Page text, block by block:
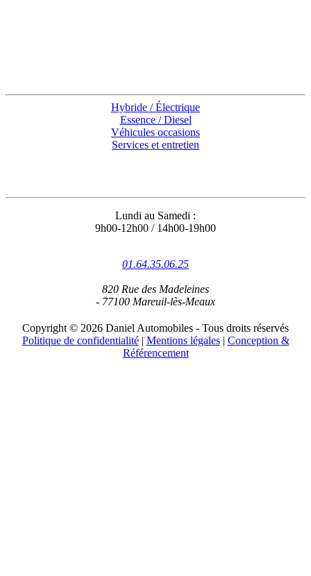
Hybride / Électrique
Essence / Diesel
Véhicules occasions
Services et entretien
Lundi au Samedi :
9h00-12h00 / 14h00-19h00
01.64.35.06.25
820 Rue des Madeleines
- 77100 Mareuil-lès-Meaux
Copyright © 2026 Daniel Automobiles - Tous droits réservés
Politique de confidentialité| Mentions légales| Conception &
Référencement